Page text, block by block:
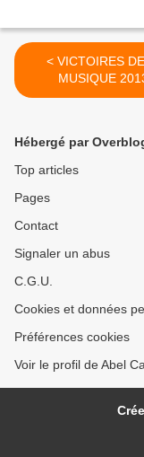
< VICTOIRES DE LA
MUSIQUE
DÉCOUVREZ
Hébergé par
Top articles
Pages
Contact
Signaler un abus
C.G.U.
Cookies et données
Préférences cookies
Voir le profil de Abel